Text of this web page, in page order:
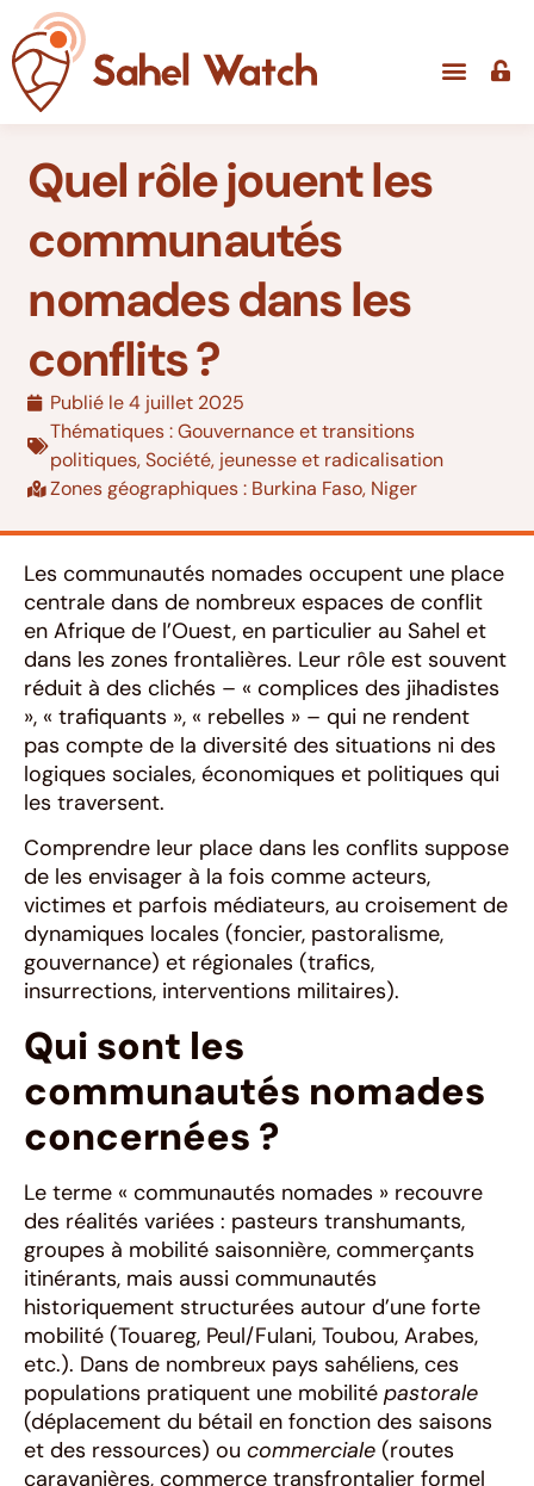
Quel rôle jouent les
communautés
nomades dans les
conflits ?
Publié le4 juillet 2025
Thématiques :Gouvernance et transitions
politiques,Société, jeunesse et radicalisation
Zones géographiques : Burkina Faso, Niger
Les communautés nomades occupent une place
centrale dans de nombreux espaces de conflit
en Afrique de l’Ouest, en particulier au Sahel et
dans les zones frontalières. Leur rôle est souvent
réduit à des clichés – « complices des jihadistes
», « trafiquants », « rebelles » – qui ne rendent
pas compte de la diversité des situations ni des
logiques sociales, économiques et politiques qui
les traversent.
Comprendre leur place dans les conflits suppose
de les envisager à la fois comme acteurs,
victimes et parfois médiateurs, au croisement de
dynamiques locales (foncier, pastoralisme,
gouvernance) et régionales (trafics,
insurrections, interventions militaires).
Qui sont les
communautés nomades
concernées ?
Le terme « communautés nomades » recouvre
des réalités variées : pasteurs transhumants,
groupes à mobilité saisonnière, commerçants
itinérants, mais aussi communautés
historiquement structurées autour d’une forte
mobilité (Touareg, Peul/Fulani, Toubou, Arabes,
etc.). Dans de nombreux pays sahéliens, ces
populations pratiquent une mobilité pastorale
(déplacement du bétail en fonction des saisons
et des ressources) ou commerciale (routes
caravanières, commerce transfrontalier formel